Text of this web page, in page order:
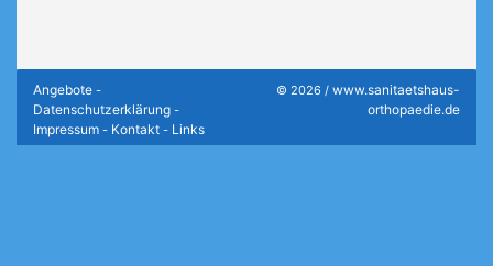
Angebote -
Datenschutzerklärung -
Impressum - Kontakt - Links
© 2026 / www.sanitaetshaus-
orthopaedie.de